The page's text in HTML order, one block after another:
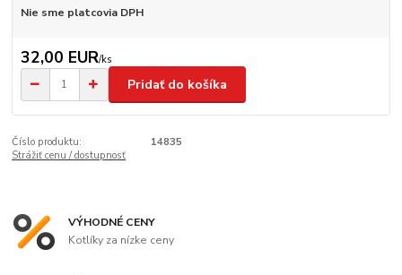
Nie sme platcovia DPH
32,00 EUR/ks
Pridať do košíka
Číslo produktu:
14835
Strážiť cenu / dostupnosť
VÝHODNÉ CENY
Kotlíky za nízke ceny